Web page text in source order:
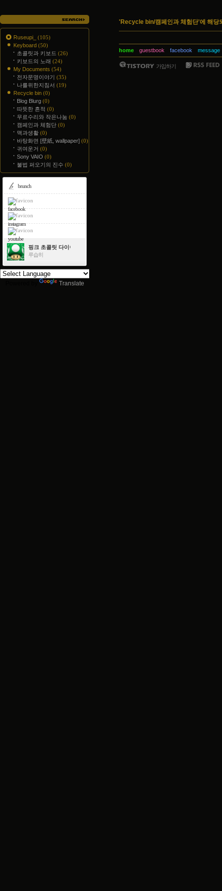
'Recycle bin/캠페인과 체험단'에 해당
home guestbook facebook message
가입하기
Ruseupi_ (105)
Keyboard (50)
초콜릿과 키보드 (26)
키보드의 노래 (24)
My Documents (54)
전자문명이야기 (35)
나를위한지침서 (19)
Recycle bin (0)
Blog Blurg (0)
따뜻한 흔적 (0)
무료수리와 작은나눔 (0)
캠페인과 체험단 (0)
맥과생활 (0)
바탕화면 [壁紙, wallpaper] (0)
귀여운거 (0)
Sony VAIO (0)
불법 퍼오기의 진수 (0)
brunch
facebook
instagram
youtube
핑크 초콜릿 다이아몬드
루습히
Translate